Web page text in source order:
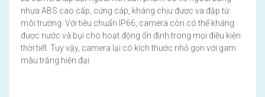
nhựa ABS cao cấp, cứng cáp, kháng chịu được va đập từ
môi trường. Với tiêu chuẩn IP66, camera còn có thể kháng
được nước và bụi cho hoạt động ổn định trong mọi điều kiện
thời tiết. Tuy vậy, camera lại có kích thước nhỏ gọn với gam
màu trắng hiện đại.